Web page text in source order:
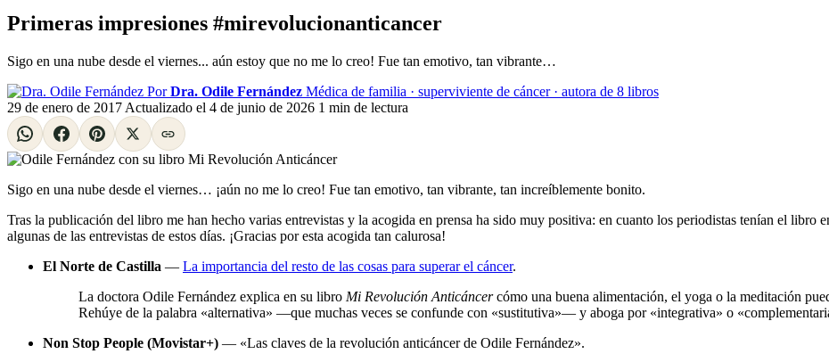
Primeras impresiones #mirevolucionanticancer
Sigo en una nube desde el viernes... aún estoy que no me lo creo! Fue tan emotivo, tan vibrante…
Por Dra. Odile Fernández Médica de familia · superviviente de cáncer · autora de 8 libros
29 de enero de 2017 Actualizado el 4 de junio de 2026 1 min de lectura
Sigo en una nube desde el viernes… ¡aún no me lo creo! Fue tan emotivo, tan vibrante, tan increíblemente bonito.
Tras la publicación del libro me han hecho varias entrevistas y la acogida en prensa ha sido muy positiva: en cuanto los periodistas tenían el libro
algunas de las entrevistas de estos días. ¡Gracias por esta acogida tan calurosa!
El Norte de Castilla — La importancia del resto de las cosas para superar el cáncer.
La doctora Odile Fernández explica en su libro Mi Revolución Anticáncercómo una buena alimentación, el yoga o la meditación
Rehúye de la palabra «alternativa» —que muchas veces se confunde con «sustitutiva»— y aboga por «integrativa» o
Non Stop People (Movistar+) — «Las claves de la revolución anticáncer de Odile Fernández».